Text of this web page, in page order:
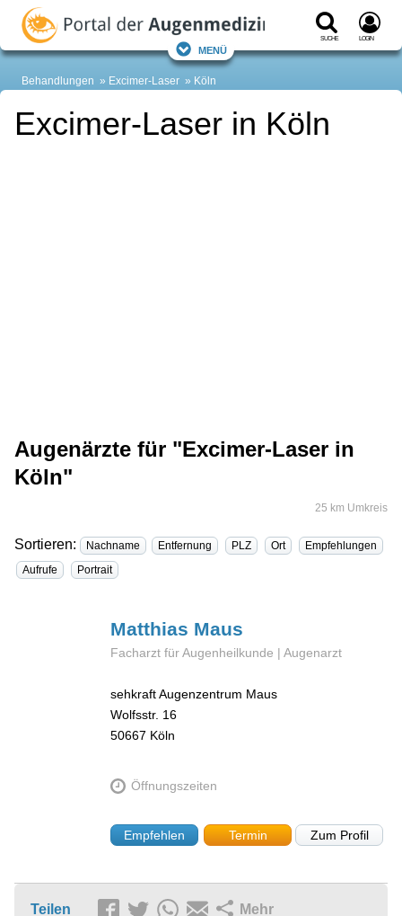
Suche Login
Menü
Behandlungen Excimer-Laser Köln
Excimer-Laser in Köln
Augenärzte für "Excimer-Laser in
Köln"
25 km Umkreis
Sortieren: Nachname Entfernung PLZ Ort
Empfehlungen
Aufrufe
Portrait
Matthias Maus
Facharzt für Augenheilkunde | Augenarzt
sehkraft Augenzentrum Maus
Wolfsstr. 16
50667 Köln
Öffnungszeiten
Empfehlen Termin Zum Profil
Teilen Mehr